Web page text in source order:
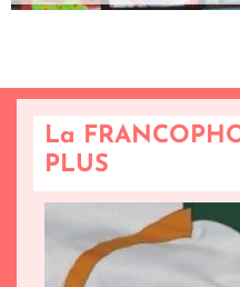
La
PLUS